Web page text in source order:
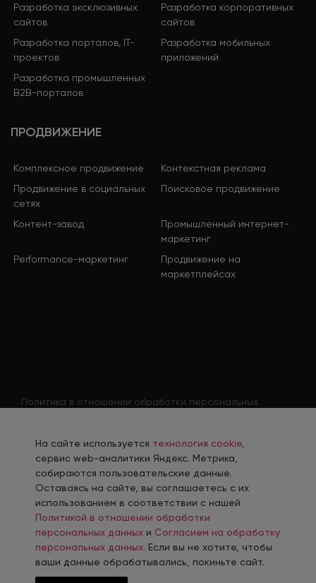
Разработка эксклюзивных
сайтов
Разработка корпоративных
сайтов
Разработка порталов, IT-
проектов
Разработка мобильных
приложений
Разработка промышленных
B2B-порталов
ПРОДВИЖЕНИЕ
Комплексное продвижение
Контекстная реклама
Продвижение в социальных
сетях
Поисковое продвижение
Контент-завод
Промышленный интернет-
маркетинг
Performance-маркетинг
Продвижение на
маркетплейсах
Политика в отношении обработки персональных
Согласие на обработку персональных данных
соискателя
Политика использования файлов cookie
Согласие на получение рекламной рассылки
Разработка, сопровождение и продвижение сайтов в г. Челябинск
На сайте используется технология cookie
сервис web-аналитики Яндекс. Метрика,
собираются пользовательские данные.
Оставаясь на сайте, вы соглашаетесь с их
использованием в соответствии с нашей
Политикой в отношении обработки
персональных данных и Согласием на обработку
персональных данных. Если вы не хотите, чтобы
ваши данные обрабатывались, покиньте сайт.